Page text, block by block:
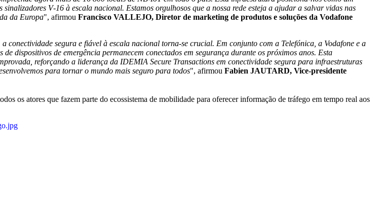
sinalizadores V‑16 à escala nacional. Estamos orgulhosos que a nossa rede esteja a ajudar a salvar vidas nas
da Europa", afirmou Francisco VALLEJO, Diretor de marketing de produtos e soluções da Vodafone
segura e fiável à escala nacional torna-se crucial. Em conjunto com a Telefónica, a Vodafone e a
dispositivos de emergência permanecem conectados em segurança durante os próximos anos. Esta
reforçando a liderança da IDEMIA Secure Transactions em conectividade segura para infraestruturas
para tornar o mundo mais seguro para todos", afirmou Fabien JAUTARD, Vice-presidente
os atores que fazem parte do ecossistema de mobilidade para oferecer informação de tráfego em tempo real aos